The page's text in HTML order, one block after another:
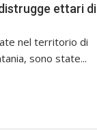
ettari di
nel territorio di
sono state...